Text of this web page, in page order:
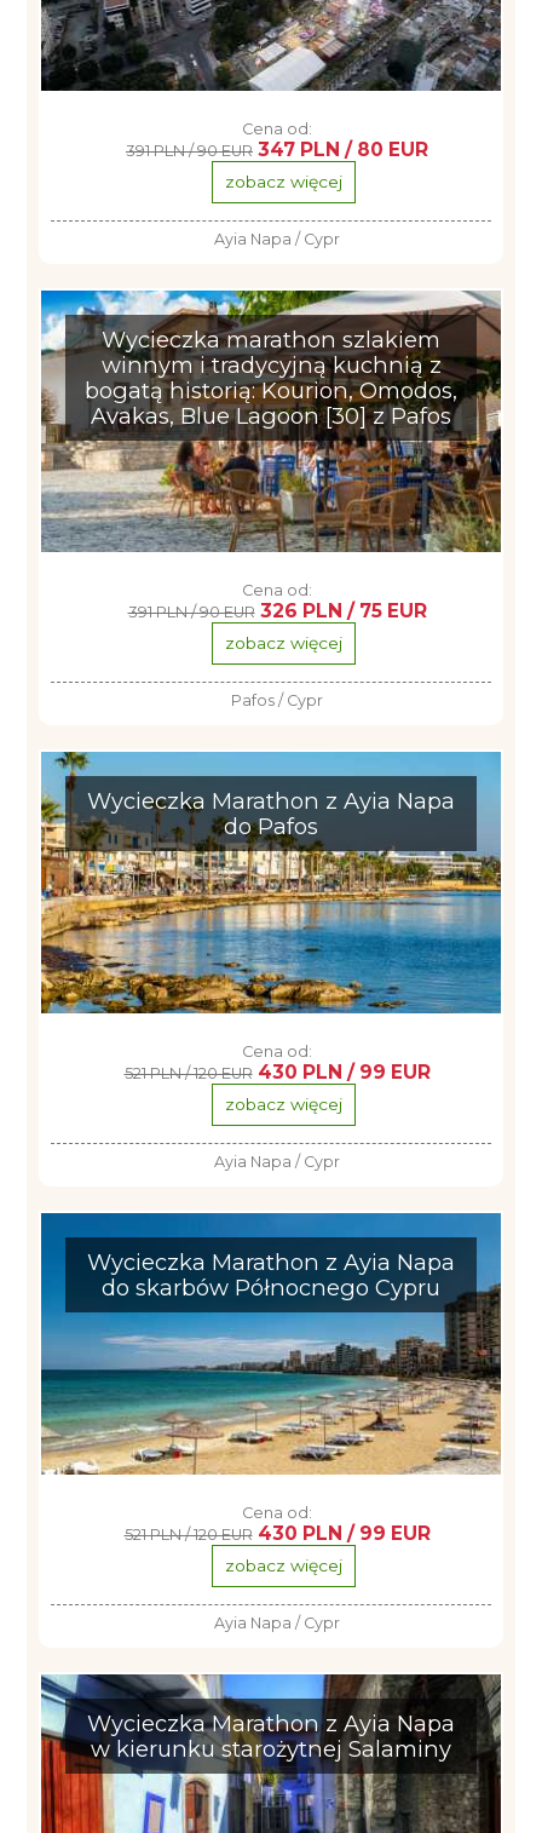
Cena od:
391 PLN / 90 EUR 347 PLN / 80 EUR
zobacz więcej
Ayia Napa / Cypr
Wycieczka marathon szlakiem
winnym i tradycyjną kuchnią z
bogatą historią: Kourion, Omodos,
Avakas, Blue Lagoon [30] z Pafos
Cena od:
391 PLN / 90 EUR 326 PLN / 75 EUR
zobacz więcej
Pafos / Cypr
Wycieczka Marathon z Ayia Napa
do Pafos
Cena od:
521 PLN / 120 EUR 430 PLN / 99 EUR
zobacz więcej
Ayia Napa / Cypr
Wycieczka Marathon z Ayia Napa
do skarbów Północnego Cypru
Cena od:
521 PLN / 120 EUR 430 PLN / 99 EUR
zobacz więcej
Ayia Napa / Cypr
Wycieczka Marathon z Ayia Napa
w kierunku starożytnej Salaminy